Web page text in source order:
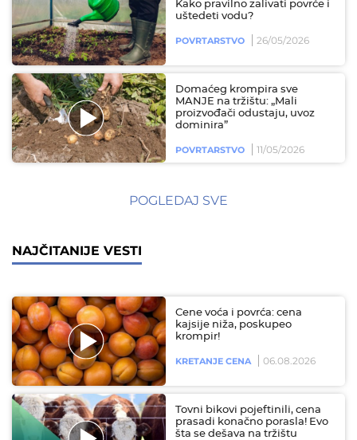
Kako pravilno zalivati povrće i
uštedeti vodu?
POVRTARSTVO 26/05/2026
Domaćeg krompira sve
MANJE na tržištu: „Mali
proizvođači odustaju, uvoz
dominira”
POVRTARSTVO 11/05/2026
POGLEDAJ SVE
NAJČITANIJE VESTI
Cene voća i povrća: cena
kajsije niža, poskupeo
krompir!
KRETANJE CENA 06.08.2026
Tovni bikovi pojeftinili, cena
prasadi konačno porasla! Evo
šta se dešava na tržištu